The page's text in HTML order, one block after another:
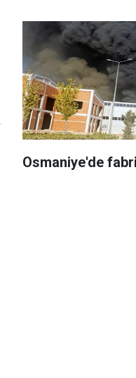
Osmaniye'de